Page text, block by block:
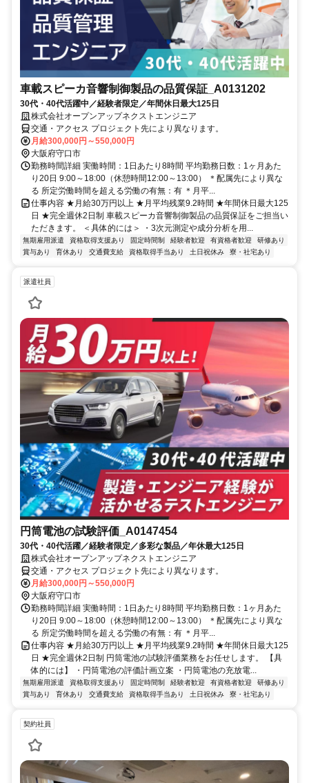
車載スピーカ音響制御製品の品質保証_A0131202
30代・40代活躍中／経験者限定／年間休日最大125日
株式会社オープンアップネクストエンジニア
交通・アクセス プロジェクト先により異なります。
月給300,000円～550,000円
大阪府守口市
勤務時間詳細 実働時間：1日あたり8時間 平均勤務日数：1ヶ月あた
り20日 9:00～18:00（休憩時間12:00～13:00） ＊配属先により異な
る 所定労働時間を超える労働の有無：有 ＊月平...
仕事内容 ★月給30万円以上 ★月平均残業9.2時間 ★年間休日最大125
日 ★完全週休2日制 車載スピーカ音響制御製品の品質保証をご担当い
ただきます。 ＜具体的には＞ ・3次元測定や成分分析を用...
無期雇用派遣 資格取得支援あり 固定時間制 経験者歓迎 有資格者歓迎
研修あり
賞与あり
育休あり 交通費支給 資格取得手当あり 土日祝休み 寮・社宅あり
派遣社員
円筒電池の試験評価_A0147454
30代・40代活躍／経験者限定／多彩な製品／年休最大125日
株式会社オープンアップネクストエンジニア
交通・アクセス プロジェクト先により異なります。
月給300,000円～550,000円
大阪府守口市
勤務時間詳細 実働時間：1日あたり8時間 平均勤務日数：1ヶ月あた
り20日 9:00～18:00（休憩時間12:00～13:00） ＊配属先により異な
る 所定労働時間を超える労働の有無：有 ＊月平...
仕事内容 ★月給30万円以上 ★月平均残業9.2時間 ★年間休日最大125
日 ★完全週休2日制 円筒電池の試験評価業務をお任せします。 【具
体的には】 ・円筒電池の評価計画立案 ・円筒電池の充放電...
無期雇用派遣 資格取得支援あり 固定時間制 経験者歓迎 有資格者歓迎
研修あり
賞与あり
育休あり 交通費支給 資格取得手当あり 土日祝休み 寮・社宅あり
契約社員